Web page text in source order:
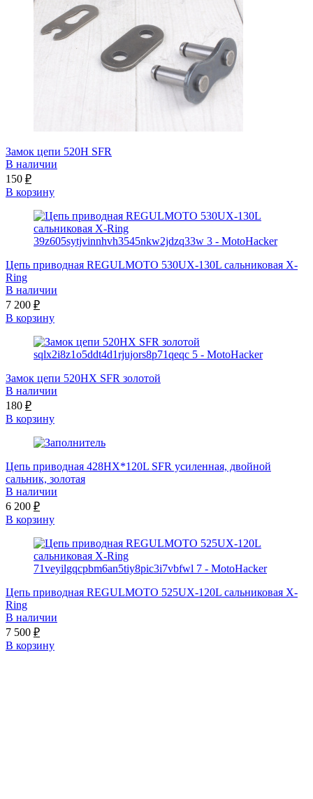
Замок цепи 520H SFR
В наличии
150 ₽
В корзину
Цепь приводная REGULMOTO 530UX-130L сальниковая X-
Ring
В наличии
7 200 ₽
В корзину
Замок цепи 520HX SFR золотой
В наличии
180 ₽
В корзину
Цепь приводная 428HX*120L SFR усиленная, двойной
сальник, золотая
В наличии
6 200 ₽
В корзину
Цепь приводная REGULMOTO 525UX-120L сальниковая X-
Ring
В наличии
7 500 ₽
В корзину